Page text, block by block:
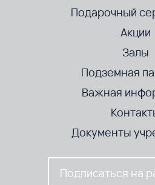
Подарочный
Акции
Залы
Подземная
Важная
Документы
Подписаться на